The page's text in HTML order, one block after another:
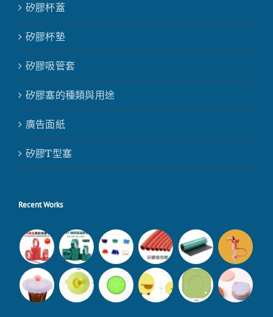
矽膠杯蓋
矽膠杯墊
矽膠吸管套
矽膠塞的種類與用途
廣告面紙
矽膠T型塞
Recent Works